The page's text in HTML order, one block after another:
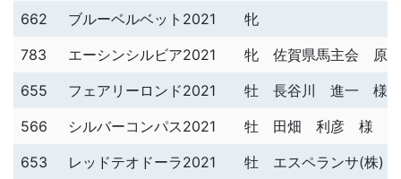
662
ブルーベルベット2021
牝
783
エーシンシルビア2021 牝
佐賀県馬主会 原
655
フェアリーロンド2021 牡
長谷川 進一 様
566
シルバーコンパス2021 牡
田畑 利彦 様
653
レッドテオドーラ2021 牡
エスペランサ(株)